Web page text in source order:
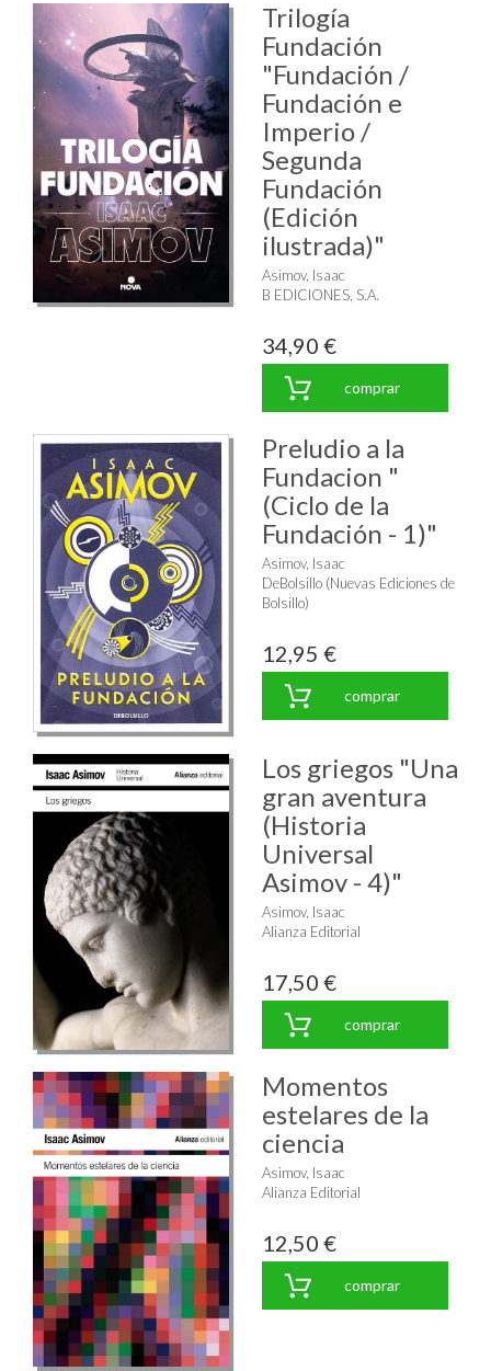
Trilogía
Fundación
"Fundación /
Fundación e
Imperio /
Segunda
Fundación
(Edición
ilustrada)"
Asimov, Isaac
B EDICIONES, S.A.
34,90 €
comprar
Preludio a la
Fundacion "
(Ciclo de la
Fundación - 1)"
Asimov, Isaac
DeBolsillo (Nuevas Ediciones de
Bolsillo)
12,95 €
comprar
Los griegos "Una
gran aventura
(Historia
Universal
Asimov - 4)"
Asimov, Isaac
Alianza Editorial
17,50 €
comprar
Momentos
estelares de la
ciencia
Asimov, Isaac
Alianza Editorial
12,50 €
comprar